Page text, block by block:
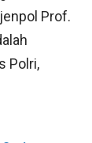
Prof.
Polri,